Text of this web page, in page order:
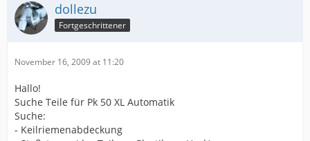
dollezu
Fortgeschrittener
November 16, 2009 at 11:20
Hallo!
Suche Teile für Pk 50 XL Automatik
Suche:
- Keilriemenabdeckung